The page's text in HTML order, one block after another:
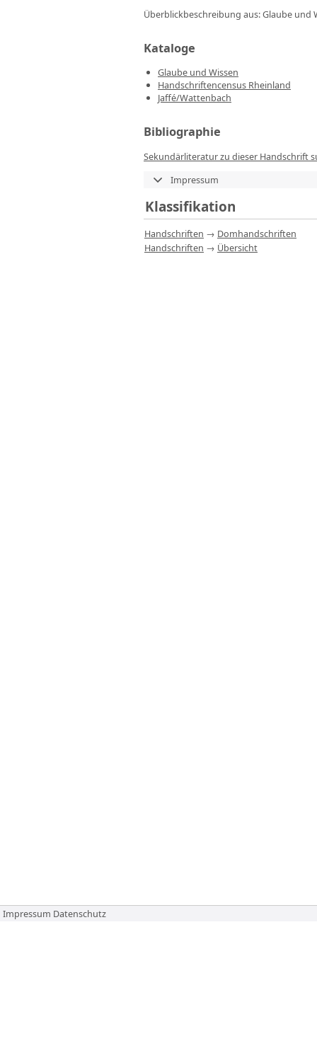
Überblickbeschreibung aus: Glaube und
Kataloge
Glaube und Wissen
Handschriftencensus Rheinland
Jaffé/Wattenbach
Bibliographie
Sekundärliteratur zu dieser Handschrift
Impressum
Klassifikation
Handschriften → Domhandschriften
Handschriften → Übersicht
Impressum Datenschutz